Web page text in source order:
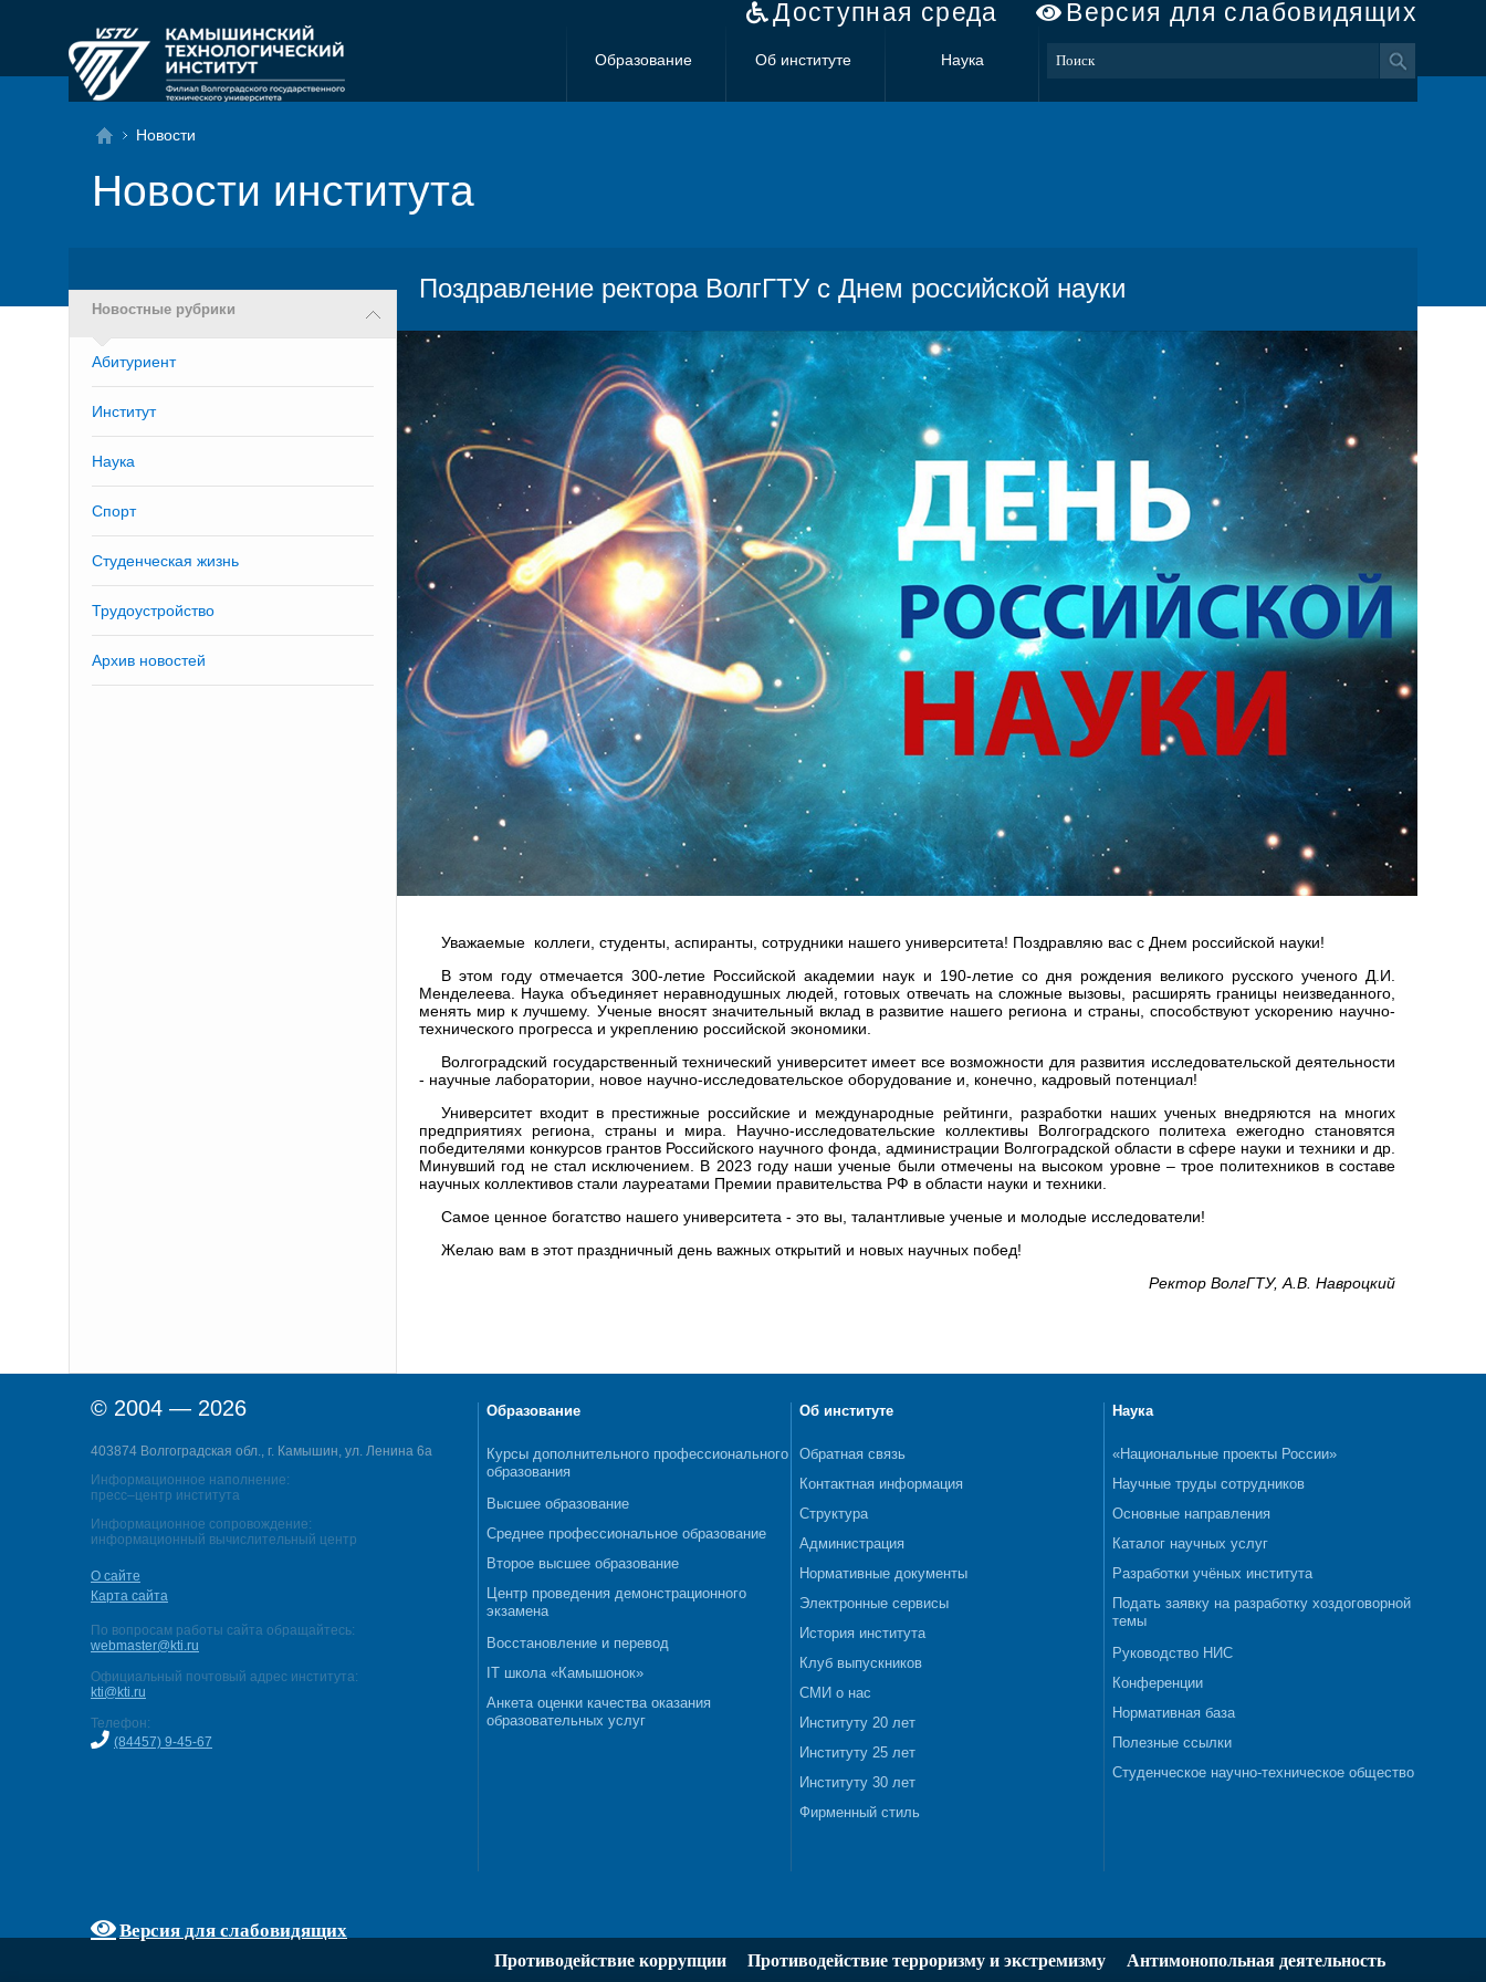
Доступная среда Версия для слабовидящих
Образование Об институте Наука
Новости
Новости института
Новостные рубрики
Абитуриент
Институт
Наука
Спорт
Студенческая жизнь
Трудоустройство
Архив новостей
Поздравление ректора ВолгГТУ с Днем российской науки
Уважаемые коллеги, студенты, аспиранты, сотрудники нашего университета! Поздравляю вас с Днем российской науки!
В этом году отмечается 300-летие Российской академии наук и 190-летие со дня рождения великого русского ученого Д.И.
Менделеева. Наука объединяет неравнодушных людей, готовых отвечать на сложные вызовы, расширять границы неизведанного,
менять мир к лучшему. Ученые вносят значительный вклад в развитие нашего региона и страны, способствуют ускорению научно-
технического прогресса и укреплению российской экономики.
Волгоградский государственный технический университет имеет все возможности для развития исследовательской деятельности
- научные лаборатории, новое научно-исследовательское оборудование и, конечно, кадровый потенциал!
Университет входит в престижные российские и международные рейтинги, разработки наших ученых внедряются на многих
предприятиях региона, страны и мира. Научно-исследовательские коллективы Волгоградского политеха ежегодно становятся
победителями конкурсов грантов Российского научного фонда, администрации Волгоградской области в сфере науки и техники и др.
Минувший год не стал исключением. В 2023 году наши ученые были отмечены на высоком уровне – трое политехников в составе
научных коллективов стали лауреатами Премии правительства РФ в области науки и техники.
Самое ценное богатство нашего университета - это вы, талантливые ученые и молодые исследователи!
Желаю вам в этот праздничный день важных открытий и новых научных побед!
Ректор ВолгГТУ, А.В. Навроцкий
© 2004 — 2026
403874 Волгоградская обл., г. Камышин, ул. Ленина 6а
Информационное наполнение:
пресс–центр института
Информационное сопровождение:
информационный вычислительный центр
О сайте
Карта сайта
По вопросам работы сайта обращайтесь:
webmaster@kti.ru
Официальный почтовый адрес института:
kti@kti.ru
Телефон:
(84457) 9-45-67
Версия для слабовидящих
Образование
Курсы дополнительного профессионального
образования
Высшее образование
Среднее профессиональное образование
Второе высшее образование
Центр проведения демонстрационного
экзамена
Восстановление и перевод
IT школа «Камышонок»
Анкета оценки качества оказания
образовательных услуг
Об институте
Обратная связь
Контактная информация
Структура
Администрация
Нормативные документы
Электронные сервисы
История института
Клуб выпускников
СМИ о нас
Институту 20 лет
Институту 25 лет
Институту 30 лет
Фирменный стиль
Наука
«Национальные проекты России»
Научные труды сотрудников
Основные направления
Каталог научных услуг
Разработки учёных института
Подать заявку на разработку хоздоговорной
темы
Руководство НИС
Конференции
Нормативная база
Полезные ссылки
Студенческое научно-техническое общество
Противодействие коррупции Противодействие терроризму и экстремизму Антимонопольная деятельность